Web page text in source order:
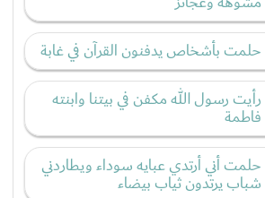
حلمت بأشخاص يدفنون القرآن في غابة
رأيت رسول الله مكفن في بيتنا وابنته
فاطمة
حلمت أني أرتدي عبايه سوداء ويطاردني
شباب يرتدون ثياب بيضاء